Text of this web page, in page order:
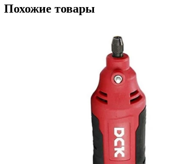
Похожие товары